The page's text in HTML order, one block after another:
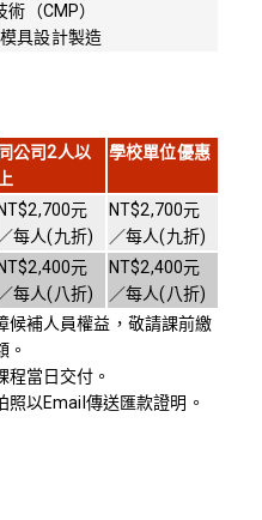
（CMP）
具設計製造
同公司2人以
學校單位優惠
NT$2,700元
／每人(九折)
NT$2,700元
／每人(九折)
NT$2,400元
／每人(八折)
NT$2,400元
／每人(八折)
候補人員權益，敬請課前繳
。
當日交付。
照以Email傳送匯款證明。